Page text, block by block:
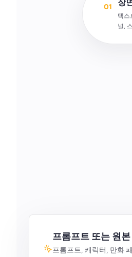
01 장
텍스
널,
프롬프트 또는 원
프롬프트, 캐릭터, 만화